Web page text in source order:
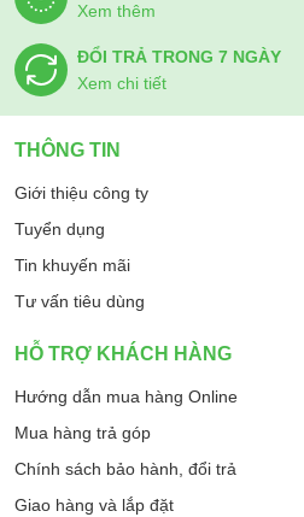
Xem thêm
ĐỔI TRẢ TRONG 7 NGÀY
Xem chi tiết
THÔNG TIN
Giới thiệu công ty
Tuyển dụng
Tin khuyến mãi
Tư vấn tiêu dùng
HỖ TRỢ KHÁCH HÀNG
Hướng dẫn mua hàng Online
Mua hàng trả góp
Chính sách bảo hành, đổi trả
Giao hàng và lắp đặt